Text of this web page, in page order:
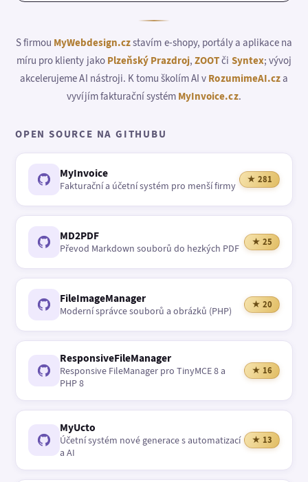
S firmou MyWebdesign.czstavím e-shopy, portály a aplikace na
míru pro klienty jako Plzeňský Prazdroj,ZOOTči Syntex; vývoj
akcelerujeme AI nástroji. K tomu školím AI v RozumimeAI.cza
vyvíjím fakturační systém MyInvoice.cz.
OPEN SOURCE NA GITHUBU
MyInvoice
Fakturační a účetní systém pro menší firmy
★ 281
MD2PDF
Převod Markdown souborů do hezkých PDF
★ 25
FileImageManager
Moderní správce souborů a obrázků (PHP)
★ 20
ResponsiveFileManager
Responsive FileManager pro TinyMCE 8 a
PHP 8
★ 16
MyUcto
Účetní systém nové generace s automatizací
a AI
★ 13